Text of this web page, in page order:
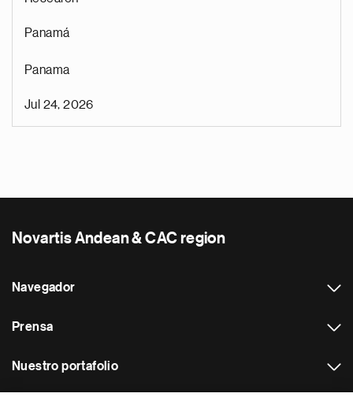
Panamá
Panama
Jul 24, 2026
Novartis Andean & CAC region
Navegador
Prensa
Nuestro portafolio